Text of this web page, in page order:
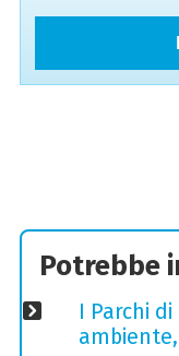
Potrebbe
I Parchi